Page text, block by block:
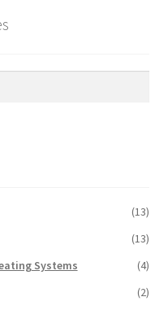
(13)
(13)
Systems
(4)
(2)